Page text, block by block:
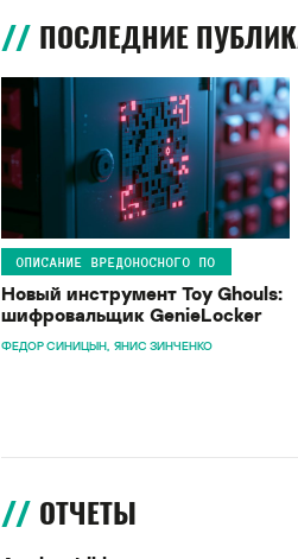
ПОСЛЕДНИЕ
ОПИСАНИЕ ВРЕДОНОСНОГО ПО
Новый инструмент Toy Ghouls:
шифровальщик GenieLocker
ФЕДОР СИНИЦЫН ЯНИС ЗИНЧЕНКО
ОТЧЕТЫ